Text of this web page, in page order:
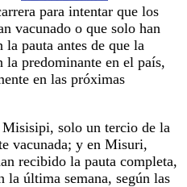
para intentar que los
vacunado o que solo han
pauta antes de que la
la predominante en el país,
en las próximas
solo un tercio de la
vacunada; y en Misuri,
recibido la pauta completa,
la última semana, según las